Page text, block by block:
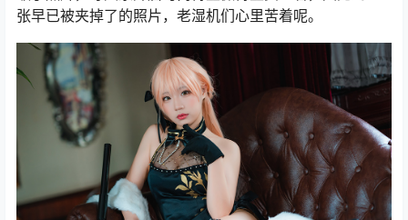
张早已被夹掉了的照片，老湿机们心里苦着呢。